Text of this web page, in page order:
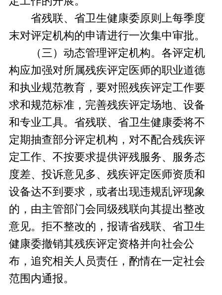
省残联、省卫生健康委原则上每季度
末对评定机构的申请进行一次集中审批。
（三）动态管理评定机构。各评定机
构应加强对所属残疾评定医师的职业道德
和执业规范教育，要对照残疾评定工作要
求和规范标准，完善残疾评定场地、设备
和专业工具。省残联、省卫生健康委将不
定期抽查部分评定机构，对不配合残疾评
定工作、不按要求提供评残服务、服务态
度差、投诉意见多、残疾评定医师资质和
设备达不到要求，或者出现违规乱评现象
的，由主管部门会同级残联向其提出整改
意见。拒不整改的，报请省残联、省卫生
健康委撤销其残疾评定资格并向社会公
布，追究相关人员责任，酌情在一定社会
范围内通报。